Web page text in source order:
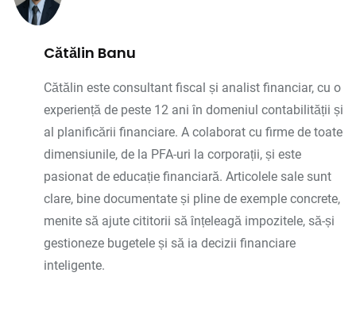
Cătălin Banu
Cătălin este consultant fiscal și analist financiar, cu o
experiență de peste 12 ani în domeniul contabilității și
al planificării financiare. A colaborat cu firme de toate
dimensiunile, de la PFA-uri la corporații, și este
pasionat de educație financiară. Articolele sale sunt
clare, bine documentate și pline de exemple concrete,
menite să ajute cititorii să înțeleagă impozitele, să-și
gestioneze bugetele și să ia decizii financiare
inteligente.